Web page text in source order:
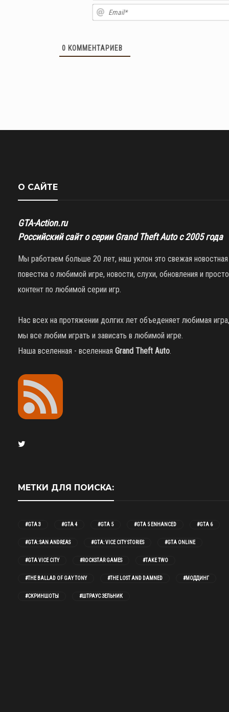
0 КОММЕНТАРИЕВ
О САЙТЕ
GTA-Action.ru
Российский сайт о серии Grand Theft Auto с 2005 года
Мы работаем больше 20 лет, наш уклон это свежая новостная
повестка о любимой игре, новости, слухи, обновления и просто
контент по любимой серии игр.
Нас всех на протяжении долгих лет объеденяет любимая игра,
мы все любим играть и зависать в любимой игре.
Наша вселенная - вселенная Grand Theft Auto.
МЕТКИ ДЛЯ ПОИСКА:
#GTA 3 #GTA 4 #GTA 5 #GTA 5 ENHANCED #GTA 6
#GTA: SAN ANDREAS #GTA: VICE CITY STORIES #GTA ONLINE
#GTA VICE CITY #ROCKSTAR GAMES #TAKE TWO
#THE BALLAD OF GAY TONY #THE LOST AND DAMNED #МОДДИНГ
#СКРИНШОТЫ #ШТРАУС ЗЕЛЬНИК